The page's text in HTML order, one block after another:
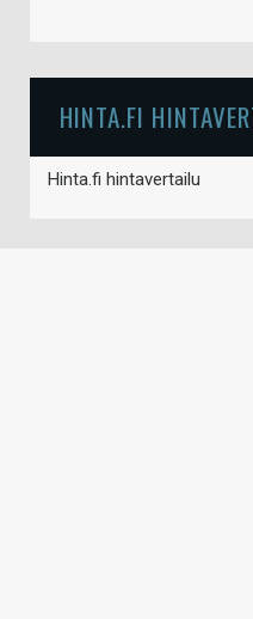
HINTA.FI
Hinta.fi hintavertailu